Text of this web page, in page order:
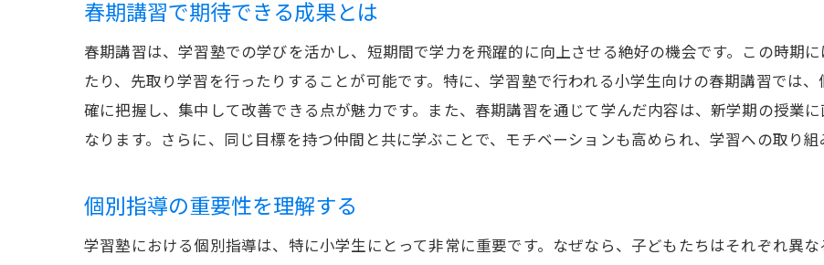
自信を育む学習環境の提供
個別指導での成長をサポートする方法
グループ学習のメリットとデメリット
短期間での成果を出すためのポイント
個別指導の効果を最大化する方法
春期講習で期待できる成果とは
春期講習は、学習塾での学びを活かし、短期間で学力を飛躍的に向上させる絶好の機会です。この時期
たり、先取り学習を行ったりすることが可能です。特に、学習塾で行われる小学生向けの春期講習では
確に把握し、集中して改善できる点が魅力です。また、春期講習を通じて学んだ内容は、新学期の授業
なります。さらに、同じ目標を持つ仲間と共に学ぶことで、モチベーションも高められ、学習への取り
個別指導の重要性を理解する
学習塾における個別指導は、特に小学生にとって非常に重要です。なぜなら、子どもたちはそれぞれ異